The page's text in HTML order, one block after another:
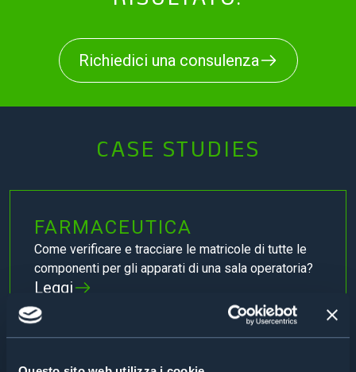
Richiedici una consulenza
CASE STUDIES
FARMACEUTICA
Come verificare e tracciare le matricole di tutte le
componenti per gli apparati di una sala operatoria?
Leggi